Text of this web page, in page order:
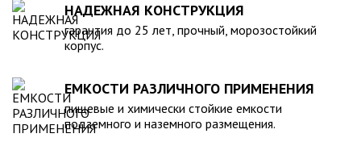
НАДЕЖНАЯ КОНСТРУКЦИЯ
гарантия до 25 лет, прочный, морозостойкий
корпус.
ЕМКОСТИ РАЗЛИЧНОГО ПРИМЕНЕНИЯ
пищевые и химически стойкие емкости
подземного и наземного размещения.